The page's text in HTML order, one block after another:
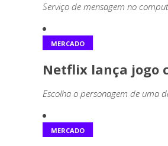
Serviço de mensagem no
MERCADO
Netflix lança jogo
Escolha o personagem de uma
MERCADO